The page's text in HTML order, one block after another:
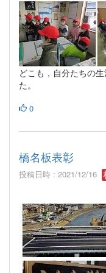
どこも，自分たちの
た。
0
橋名板表彰
投稿日時 : 2021/12/16